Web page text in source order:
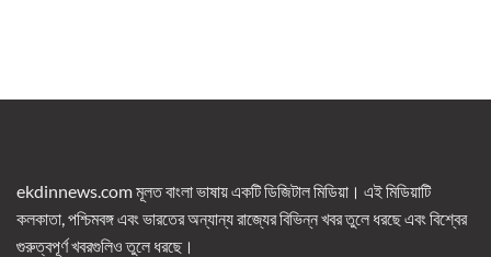
ekdinnews.com মূলত বাংলা ভাষায় একটি ডিজিটাল মিডিয়া। এই মিডিয়াটি
কলকাতা, পশ্চিমবঙ্গ এবং ভারতের অন্যান্য রাজ্যের বিভিন্ন খবর তুলে ধরছে এবং বিশ্বের
গুরুত্বপূর্ণ খবরগুলিও তুলে ধরছে।